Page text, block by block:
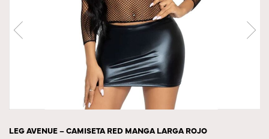
LEG AVENUE – CAMISETA RED MANGA LARGA ROJO